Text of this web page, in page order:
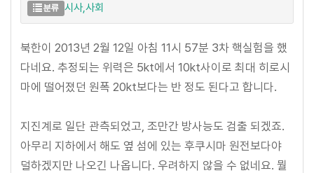
분류 시사,사회
북한이 2013년 2월 12일 아침 11시 57분 3차 핵실험을 했
다네요. 추정되는 위력은 5kt에서 10kt사이로 최대 히로시
마에 떨어졌던 원폭 20kt보다는 반 정도 된다고 합니다.
지진계로 일단 관측되었고, 조만간 방사능도 검출 되겠죠.
아무리 지하에서 해도 옆 섬에 있는 후쿠시마 원전보다야
덜하겠지만 나오긴 나옵니다. 우려하지 않을 수 없네요. 뭘